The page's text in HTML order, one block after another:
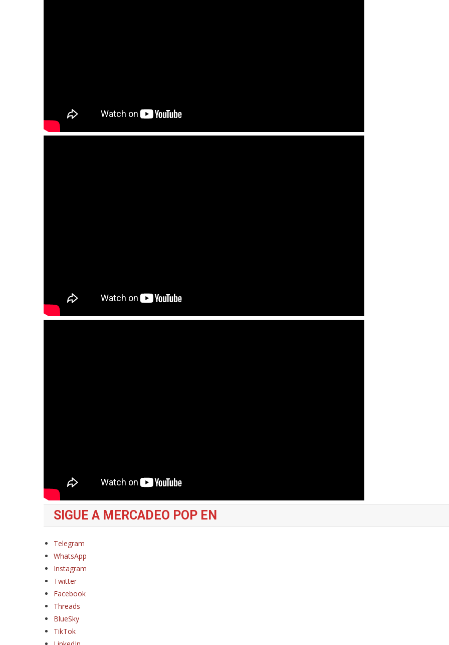
SIGUE A MERCADEO POP EN
Telegram
WhatsApp
Instagram
Twitter
Facebook
Threads
BlueSky
TikTok